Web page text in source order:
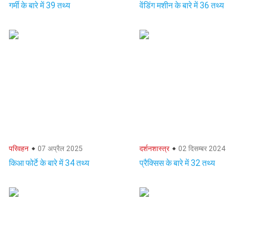
गर्मी के बारे में 39 तथ्य वेंडिंग मशीन के बारे में 36 तथ्य
परिवहन 07 अप्रैल 2025
किआ फोर्टे के बारे में 34 तथ्य
दर्शनशास्त्र 02 दिसम्बर 2024
प्रैक्सिस के बारे में 32 तथ्य